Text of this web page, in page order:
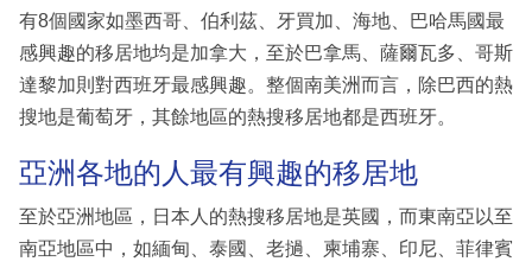
有8個國家如墨西哥、伯利茲、牙買加、海地、巴哈馬國最
感興趣的移居地均是加拿大，至於巴拿馬、薩爾瓦多、哥斯
達黎加則對西班牙最感興趣。整個南美洲而言，除巴西的熱
搜地是葡萄牙，其餘地區的熱搜移居地都是西班牙。
亞洲各地的人最有興趣的移居地
至於亞洲地區，日本人的熱搜移居地是英國，而東南亞以至
南亞地區中，如緬甸、泰國、老撾、柬埔寨、印尼、菲律賓